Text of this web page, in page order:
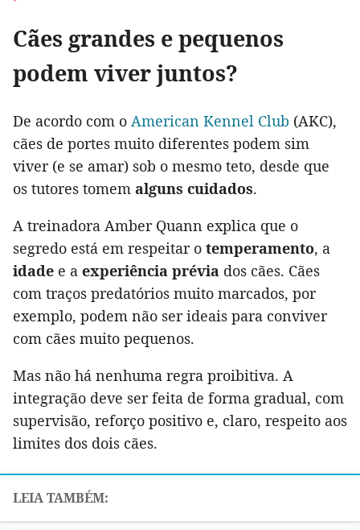
Cães grandes e pequenos
podem viver juntos?
De acordo com o American Kennel Club (AKC),
cães de portes muito diferentes podem sim
viver (e se amar) sob o mesmo teto, desde que
os tutores tomem alguns cuidados.
A treinadora Amber Quann explica que o
segredo está em respeitar o temperamento, a
idade e a experiência prévia dos cães. Cães
com traços predatórios muito marcados, por
exemplo, podem não ser ideais para conviver
com cães muito pequenos.
Mas não há nenhuma regra proibitiva. A
integração deve ser feita de forma gradual, com
supervisão, reforço positivo e, claro, respeito aos
limites dos dois cães.